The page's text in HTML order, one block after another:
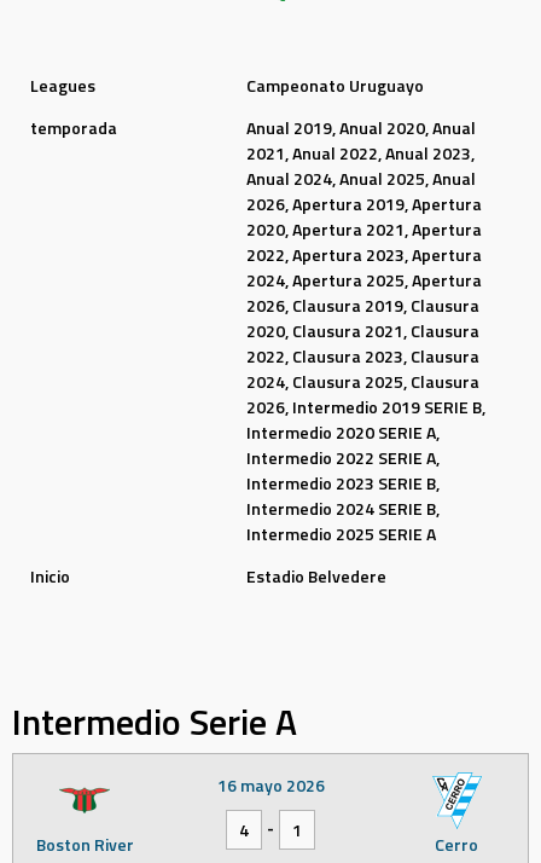
Leagues
Campeonato Uruguayo
temporada
Anual 2019, Anual 2020, Anual
2021, Anual 2022, Anual 2023,
Anual 2024, Anual 2025, Anual
2026, Apertura 2019, Apertura
2020, Apertura 2021, Apertura
2022, Apertura 2023, Apertura
2024, Apertura 2025, Apertura
2026, Clausura 2019, Clausura
2020, Clausura 2021, Clausura
2022, Clausura 2023, Clausura
2024, Clausura 2025, Clausura
2026, Intermedio 2019 SERIE B,
Intermedio 2020 SERIE A,
Intermedio 2022 SERIE A,
Intermedio 2023 SERIE B,
Intermedio 2024 SERIE B,
Intermedio 2025 SERIE A
Inicio
Estadio Belvedere
Intermedio Serie A
Boston River Cerro
16 mayo 2026
4
-
1